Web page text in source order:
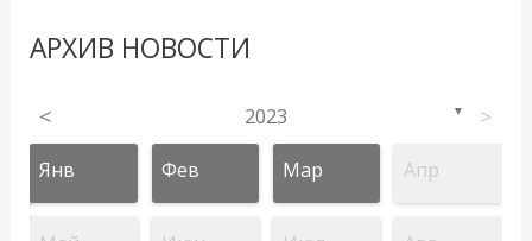
АРХИВ НОВОСТИ
< 2023 ▼ >
Янв Фев Мар Апр